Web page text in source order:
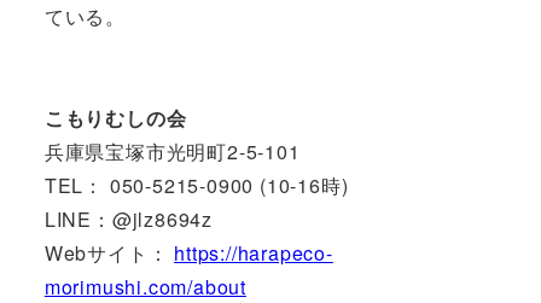
ている。
こもりむしの会
兵庫県宝塚市光明町2-5-101
TEL： 050-5215-0900 (10-16時)
LINE：@jlz8694z
Webサイト： https://harapeco-
morimushi.com/about